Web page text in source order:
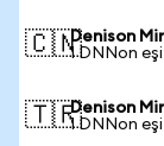
🇨🇳Denison
1 DNNon
🇹🇷Denison
1 DNNon